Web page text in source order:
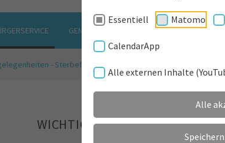
Essentiell Matomo
CalendarApp
Alle externen Inhalte
Alle
GEMEINDEORGANE GEMEINDE
- Sterbefall
WICHTIGE DINGE, DIE BEI